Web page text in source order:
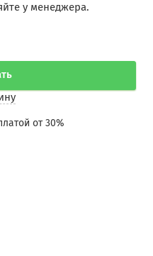
у менеджера.
от 30%